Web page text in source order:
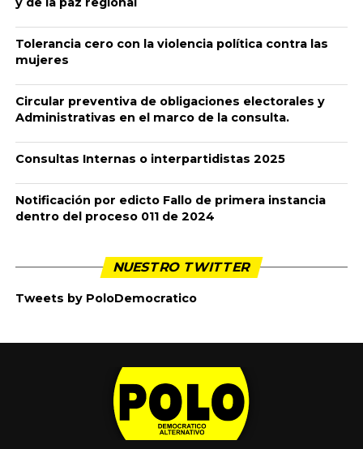
Las manifestaciones han cumplido mes y medio. Qué
constante y sin interrupciones
Carlos Alberto Benavides Mora junio 11, 2021
¿Qué nos sugieren la diversidad de expresiones, lugares
y contextos entretejidos en el manto común de la
defensa solidaria de la vida en un país como Colombia?